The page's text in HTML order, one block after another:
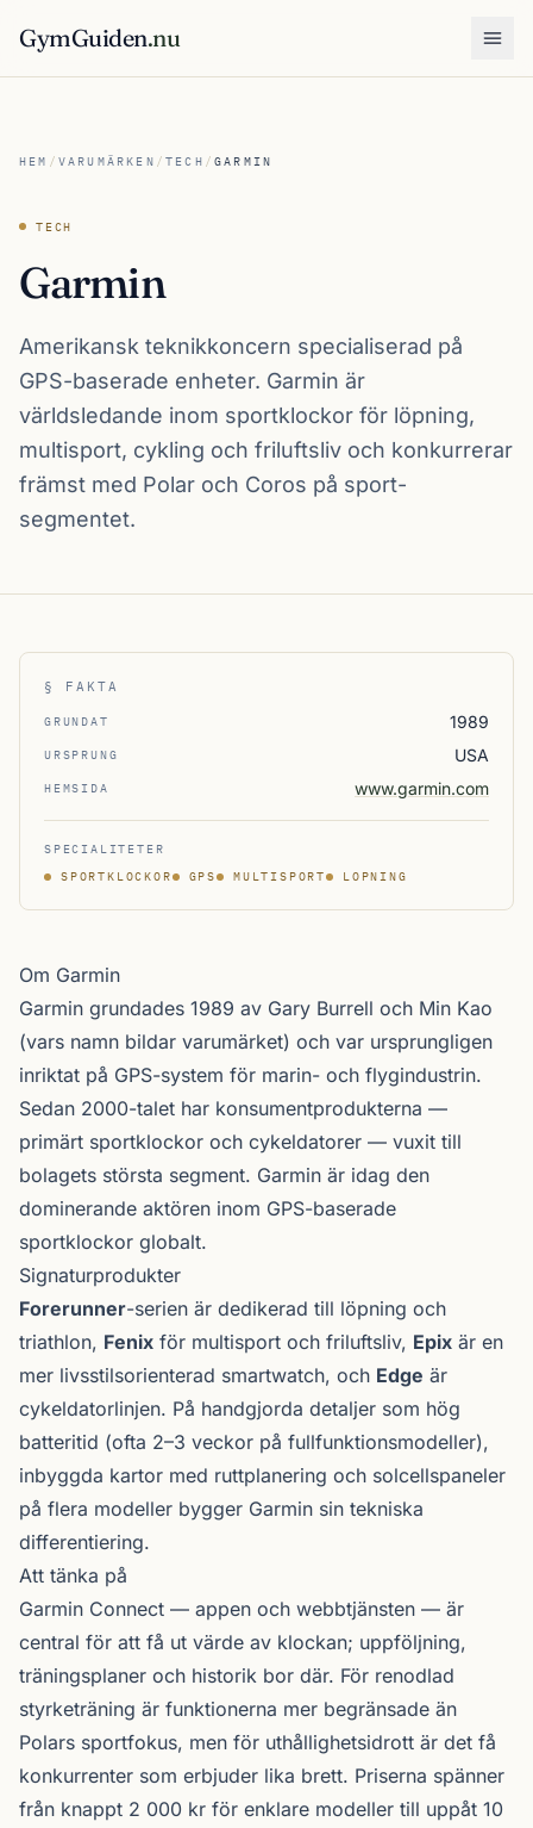
GymGuiden.nu
HEM / VARUMÄRKEN /TECH /GARMIN
TECH
Garmin
Amerikansk teknikkoncern specialiserad på
GPS-baserade enheter. Garmin är
världsledande inom sportklockor för löpning,
multisport, cykling och friluftsliv och konkurrerar
främst med Polar och Coros på sport-
segmentet.
§ FAKTA
GRUNDAT 1989
URSPRUNG USA
HEMSIDA www.garmin.com
SPECIALITETER
SPORTKLOCKOR
GPS MULTISPORT LOPNING
Om Garmin
Garmin grundades 1989 av Gary Burrell och Min Kao
(vars namn bildar varumärket) och var ursprungligen
inriktat på GPS-system för marin- och flygindustrin.
Sedan 2000-talet har konsumentprodukterna —
primärt sportklockor och cykeldatorer — vuxit till
bolagets största segment. Garmin är idag den
dominerande aktören inom GPS-baserade
sportklockor globalt.
Signaturprodukter
Forerunner-serien är dedikerad till löpning och
triathlon, Fenix för multisport och friluftsliv, Epix är en
mer livsstilsorienterad smartwatch, och Edge är
cykeldator­linjen. På handgjorda detaljer som hög
batteritid (ofta 2–3 veckor på fullfunktionsmodeller),
inbyggda kartor med ruttplanering och solcells­paneler
på flera modeller bygger Garmin sin tekniska
differentiering.
Att tänka på
Garmin Connect — appen och webbtjänsten — är
central för att få ut värde av klockan; uppföljning,
tränings­planer och historik bor där. För renodlad
styrketräning är funktionerna mer begränsade än
Polars sport­fokus, men för uthållighetsidrott är det få
konkurrenter som erbjuder lika brett. Priserna spänner
från knappt 2 000 kr för enklare modeller till uppåt 10